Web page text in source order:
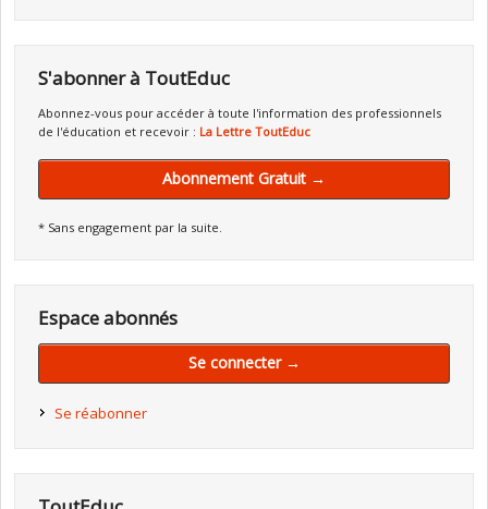
S'abonner à ToutEduc
Abonnez-vous pour accéder à toute l'information des professionnels
de l'éducation et recevoir : La Lettre ToutEduc
Abonnement Gratuit →
* Sans engagement par la suite.
Espace abonnés
Se connecter →
Se réabonner